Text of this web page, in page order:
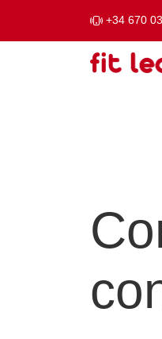
+34 670
Saltar al contenido
Navegación